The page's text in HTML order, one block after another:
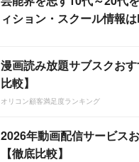
ィション・スクール情報
漫画読み放題サブスクお
比較】
オリコン顧客満足度ランキング
2026年動画配信サービス
【徹底比較】